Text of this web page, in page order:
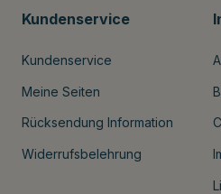
Kundenservice
Kundenservice
Meine Seiten
Rücksendung Information
Widerrufsbelehrung